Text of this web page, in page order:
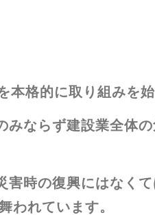
格的に取り組みを始
ならず建設業全体
害時の復興にはなく
われています。